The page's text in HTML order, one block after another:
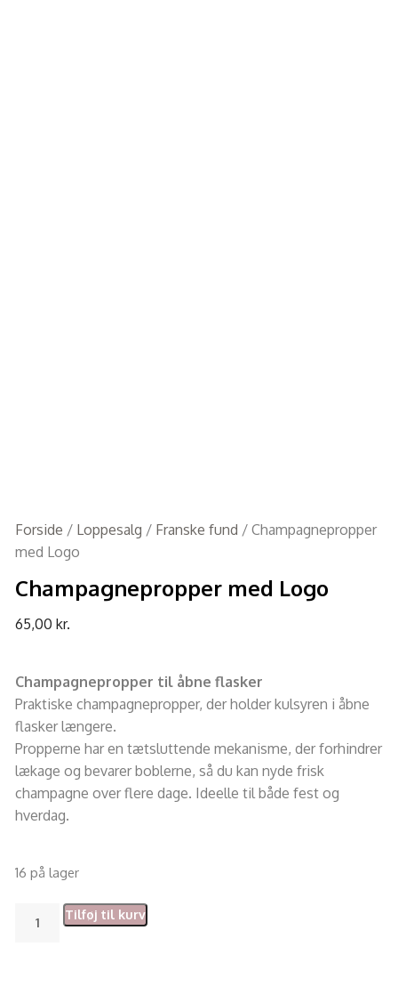
Forside / Loppesalg / Franske fund / Champagnepropper
med Logo
Champagnepropper med Logo
65,00 kr.
Champagnepropper til åbne flasker
Praktiske champagnepropper, der holder kulsyren i åbne
flasker længere.
Propperne har en tætsluttende mekanisme, der forhindrer
lækage og bevarer boblerne, så du kan nyde frisk
champagne over flere dage. Ideelle til både fest og
hverdag.
16 på lager
Tilføj til kurv